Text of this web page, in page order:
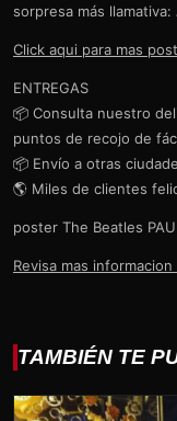
sorpresa más llamativa:
Click aqui para mas
ENTREGAS
📦 Consulta nuestro
puntos de recojo de
📦 Envío a otras
🌎 Miles de clientes
poster The Beatles
Revisa mas
TAMBIÉN TE